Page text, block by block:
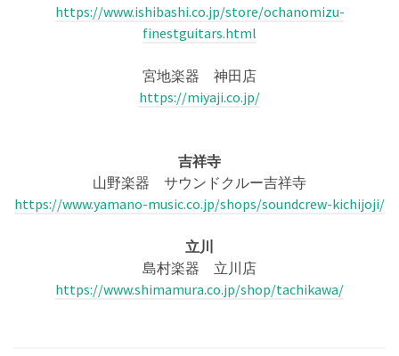
https://www.ishibashi.co.jp/store/ochanomizu-
finestguitars.html
宮地楽器 神田店
https://miyaji.co.jp/
吉祥寺
山野楽器 サウンドクルー吉祥寺
https://www.yamano-music.co.jp/shops/soundcrew-kichijoji/
立川
島村楽器 立川店
https://www.shimamura.co.jp/shop/tachikawa/